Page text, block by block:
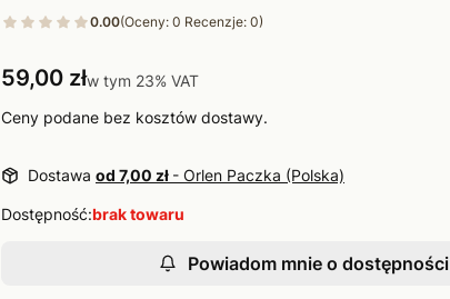
0.00(Oceny: 0 Recenzje: 0)
Cena
59,00 złw tym 23% VAT
w tym 23% VAT
Ceny podane bez kosztów dostawy.
Dostawa od 7,00 zł - Orlen Paczka (Polska)
Dostępność:brak towaru
Powiadom mnie o dostępności